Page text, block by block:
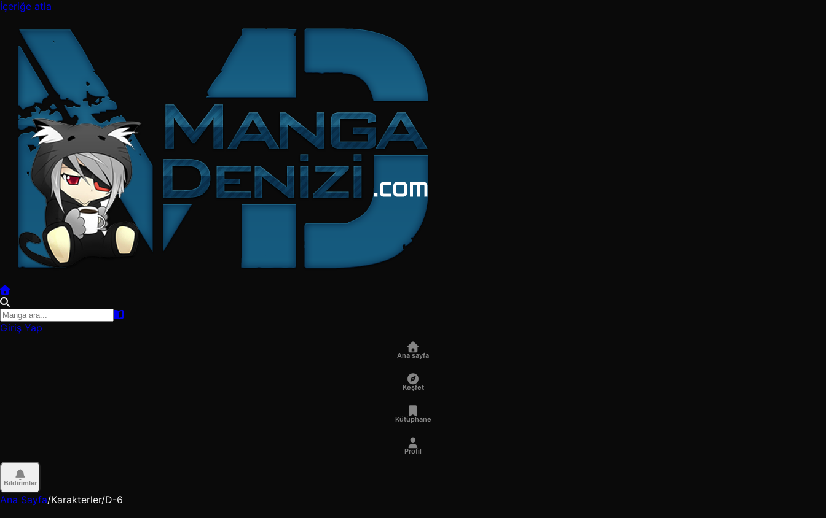
İçeriğe atla
Giriş Yap
Ana sayfa
Keşfet
Kütüphane
Profil
Bildirimler
Ana Sayfa/Karakterler/D-6